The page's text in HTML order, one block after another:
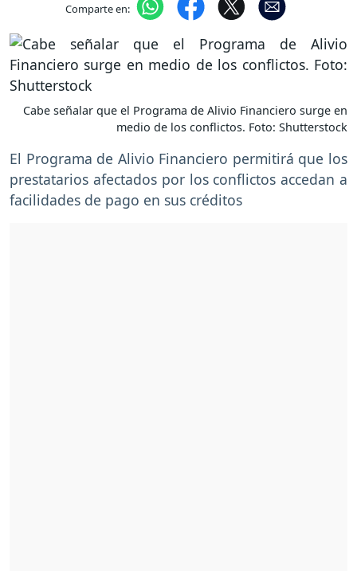
Comparte en:
Cabe señalar que el Programa de Alivio Financiero surge en
medio de los conflictos. Foto: Shutterstock
El Programa de Alivio Financiero permitirá que los
prestatarios afectados por los conflictos accedan a
facilidades de pago en sus créditos